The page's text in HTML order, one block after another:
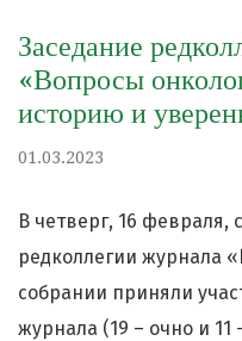
Заседание
«Вопросы
историю и
01.03.2023
В четверг, 16 февраля,
редколлегии журнала
собрании приняли
журнала (19 – очно и